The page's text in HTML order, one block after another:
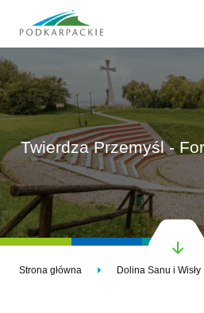
Twierdza Przemyśl -
Strona główna Dolina Sanu i Wisły